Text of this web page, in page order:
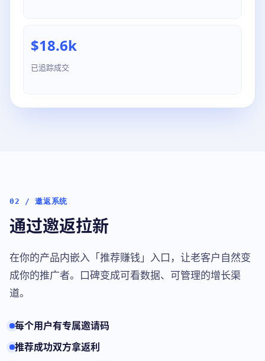
$18.6k
已追踪成交
02 / 邀返系统
通过邀返拉新
在你的产品内嵌入「推荐赚钱」入口，让老客户自然变
成你的推广者。口碑变成可看数据、可管理的增长渠
道。
每个用户有专属邀请码
推荐成功双方拿返利